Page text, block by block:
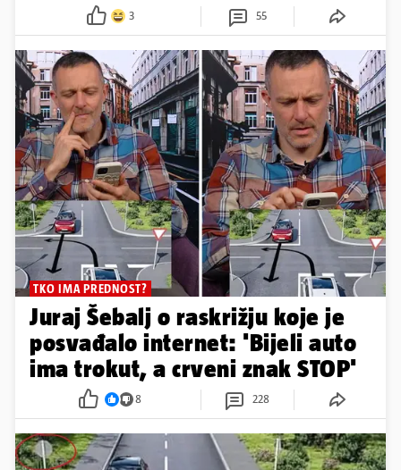
3 55
TKO IMA PREDNOST?
Juraj Šebalj o raskrižju koje je
posvađalo internet: 'Bijeli auto
ima trokut, a crveni znak STOP'
8 228